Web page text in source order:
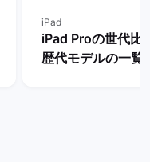
iPad
iPad Proの世代比
歴代モデルの一覧